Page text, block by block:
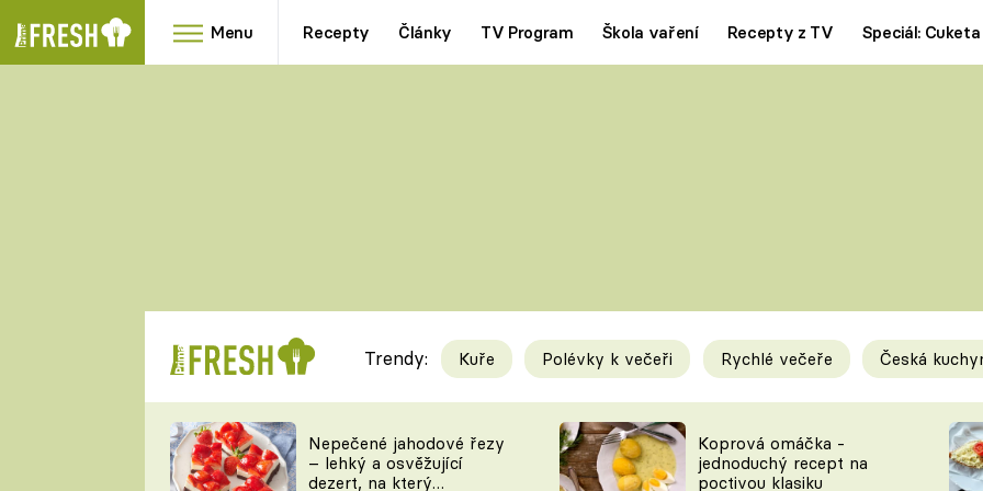
Menu Recepty Články TV Program Škola vaření Recepty z TV Speciál: Cuketa
RYCHLOVKY
Videorecepty
TEĎ VAŘÍ ŠÉF!
Tipy a triky
KAM ZA JÍDLEM
Trendy: Kuře Polévky k večeři Rychlé večeře Česká
Nepečené jahodové řezy
– lehký a osvěžující
dezert, na který
Koprová omáčka -
jednoduchý recept na
poctivou klasiku